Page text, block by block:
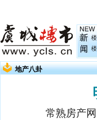
地产八卦
常熟房产网